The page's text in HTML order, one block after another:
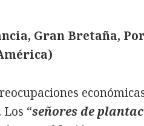
Gran Bretaña,
“señores de